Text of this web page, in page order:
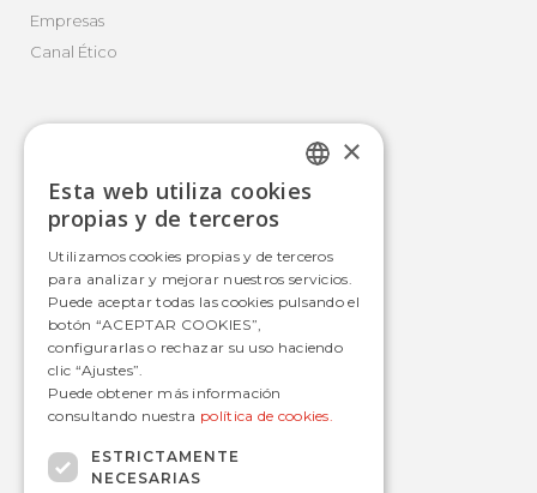
Empresas
Canal Ético
Autobús
Tranvía
Metro
Estaciones
Contacto
informacion@avanzagrupo.com
+34 916 021 900
C/ San Norberto, 48 • 28021 – Madrid
SPANISH
×
Esta web utiliza cookies
propias y de terceros
Utilizamos cookies propias y de terceros
para analizar y mejorar nuestros servicios.
Puede aceptar todas las cookies pulsando el
botón “ACEPTAR COOKIES”,
configurarlas o rechazar su uso haciendo
clic “Ajustes”.
Puede obtener más información
consultando nuestra política de cookies.
ESTRICTAMENTE
NECESARIAS